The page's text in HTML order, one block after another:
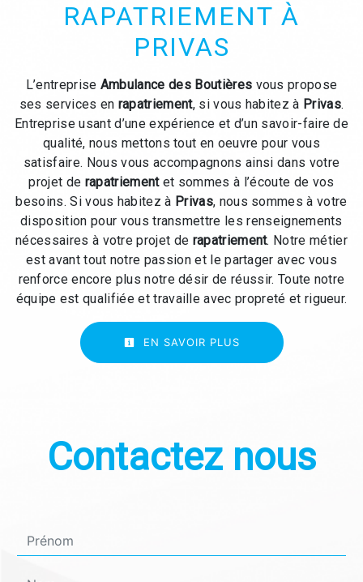
RAPATRIEMENT À
PRIVAS
L’entreprise Ambulance des Boutières vous propose
ses services en rapatriement, si vous habitez à Privas.
Entreprise usant d’une expérience et d’un savoir-faire de
qualité, nous mettons tout en oeuvre pour vous
satisfaire. Nous vous accompagnons ainsi dans votre
projet de rapatriementet sommes à l’écoute de vos
besoins. Si vous habitez à Privas, nous sommes à votre
disposition pour vous transmettre les renseignements
nécessaires à votre projet de rapatriement. Notre métier
est avant tout notre passion et le partager avec vous
renforce encore plus notre désir de réussir. Toute notre
équipe est qualifiée et travaille avec propreté et rigueur.
EN SAVOIR PLUS
Contactez nous